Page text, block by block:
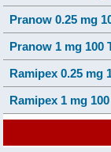
Pranow 0.25 mg
Pranow 1 mg 100
Ramipex 0.25 mg
Ramipex 1 mg